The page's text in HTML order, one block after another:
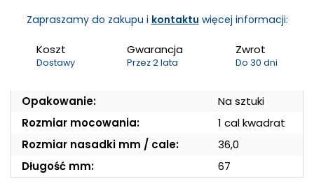
Zapraszamy do zakupu i kontaktu więcej informacji:
Koszt
Dostawy
Gwarancja
Przez 2 lata
Zwrot
Do 30 dni
Opakowanie:
Na sztuki
Rozmiar mocowania:
1 cal kwadrat
Rozmiar nasadki mm / cale:
36,0
Długość mm:
67